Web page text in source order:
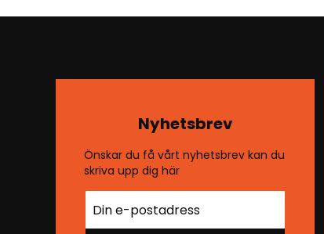
Nyhetsbrev
Önskar du få vårt nyhetsbrev kan du
skriva upp dig här